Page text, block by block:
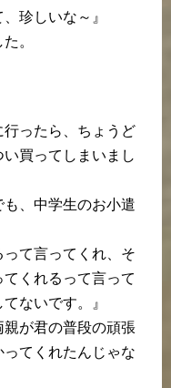
珍しいな～』
。
ったら、ちょうど
買ってしまいまし
、中学生のお小遣
て言ってくれ、そ
くれるって言って
ないです。』
が君の普段の頑張
てくれたんじゃな